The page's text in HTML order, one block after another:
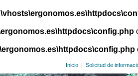
Inicio |Solicitud de